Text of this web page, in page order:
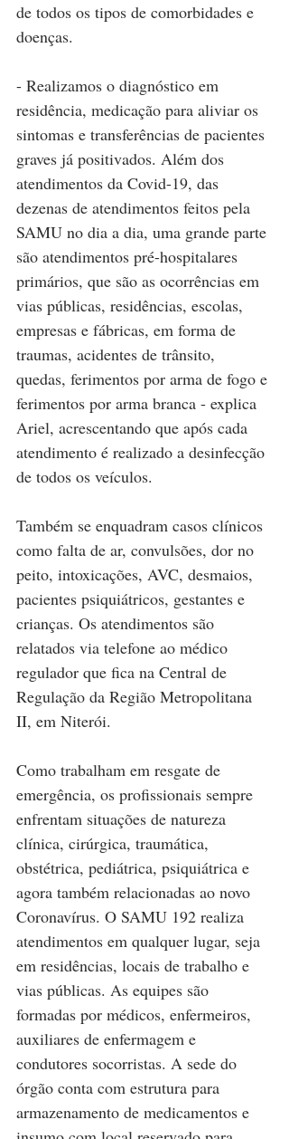
de todos os tipos de comorbidades e
doenças.
- Realizamos o diagnóstico em
residência, medicação para aliviar os
sintomas e transferências de pacientes
graves já positivados. Além dos
atendimentos da Covid-19, das
dezenas de atendimentos feitos pela
SAMU no dia a dia, uma grande parte
são atendimentos pré-hospitalares
primários, que são as ocorrências em
vias públicas, residências, escolas,
empresas e fábricas, em forma de
traumas, acidentes de trânsito,
quedas, ferimentos por arma de fogo e
ferimentos por arma branca - explica
Ariel, acrescentando que após cada
atendimento é realizado a desinfecção
de todos os veículos.
Também se enquadram casos clínicos
como falta de ar, convulsões, dor no
peito, intoxicações, AVC, desmaios,
pacientes psiquiátricos, gestantes e
crianças. Os atendimentos são
relatados via telefone ao médico
regulador que fica na Central de
Regulação da Região Metropolitana
II, em Niterói.
Como trabalham em resgate de
emergência, os profissionais sempre
enfrentam situações de natureza
clínica, cirúrgica, traumática,
obstétrica, pediátrica, psiquiátrica e
agora também relacionadas ao novo
Coronavírus. O SAMU 192 realiza
atendimentos em qualquer lugar, seja
em residências, locais de trabalho e
vias públicas. As equipes são
formadas por médicos, enfermeiros,
auxiliares de enfermagem e
condutores socorristas. A sede do
órgão conta com estrutura para
armazenamento de medicamentos e